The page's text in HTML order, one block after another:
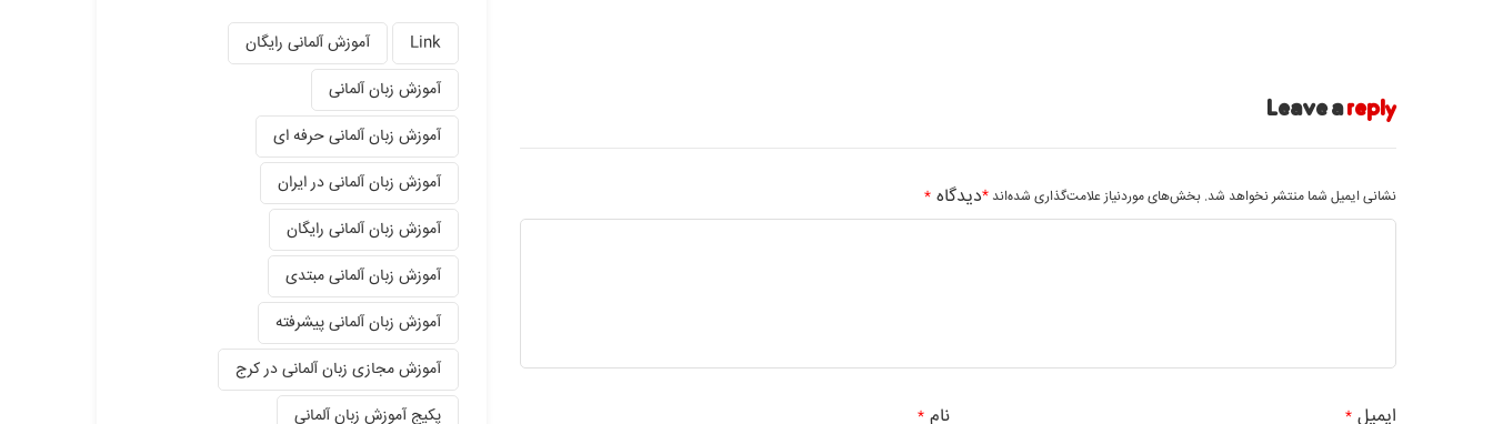
Leave areply
نشانی ایمیل شما منتشر نخواهد شد. بخش‌های موردنیاز علامت‌گذاری شده‌اند *دیدگاه *
نام* ایمیل*
Link
آموزش آلمانی رایگان
آموزش زبان آلمانی
آموزش زبان آلمانی حرفه ای
آموزش زبان آلمانی در ایران
آموزش زبان آلمانی رایگان
آموزش زبان آلمانی مبتدی
آموزش زبان آلمانی پیشرفته
آموزش مجازی زبان آلمانی در کرج
پکیج آموزش زبان آلمانی